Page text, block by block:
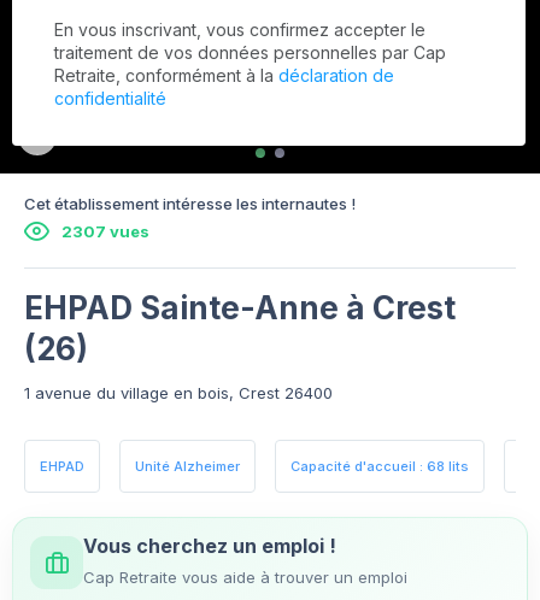
Cet établissement intéresse les internautes !
2307 vues
EHPAD Sainte-Anne à Crest
(26)
1 avenue du village en bois, Crest 26400
EHPAD Unité Alzheimer Capacité d'accueil : 68 lits
Vous cherchez un emploi !
Cap Retraite vous aide à trouver un emploi
En vous inscrivant, vous confirmez accepter le
traitement de vos données personnelles par Cap
Retraite, conformément à la déclaration de
confidentialité